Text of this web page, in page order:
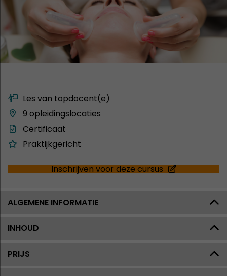
Les van topdocent(e)
9 opleidingslocaties
Certificaat
Praktijkgericht
Inschrijven voor deze cursus
ALGEMENE INFORMATIE
INHOUD
PRIJS